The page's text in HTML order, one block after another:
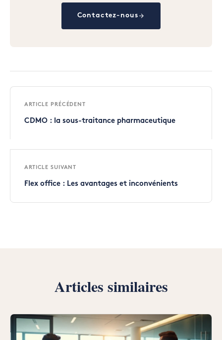
Contactez-nous
ARTICLE PRÉCÉDENT
CDMO : la sous-traitance pharmaceutique
ARTICLE SUIVANT
Flex office : Les avantages et inconvénients
Articles similaires